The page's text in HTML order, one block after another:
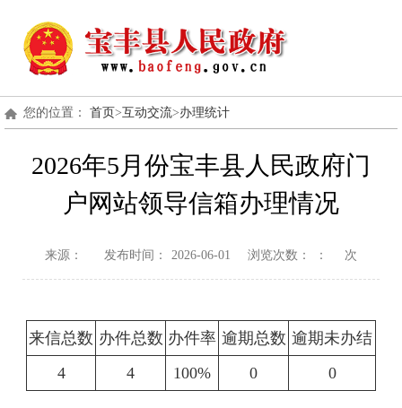
您的位置： 首页>互动交流>办理统计
2026年5月份宝丰县人民政府门
户网站领导信箱办理情况
来源： 发布时间： 2026-06-01 浏览次数： ： 次
来信总数 办件总数 办件率 逾期总数 逾期未办结
4
4 100% 0 0